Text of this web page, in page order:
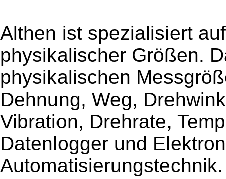
Althen ist spezialisiert
physikalischer Größen.
physikalischen
Dehnung, Weg,
Vibration, Drehrate,
Datenlogger und